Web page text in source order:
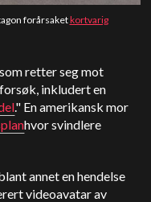
forårsaketkortvarig
retter seg mot
inkludert en
." En amerikansk mor
hvor svindlere
annet en hendelse
videoavatar av